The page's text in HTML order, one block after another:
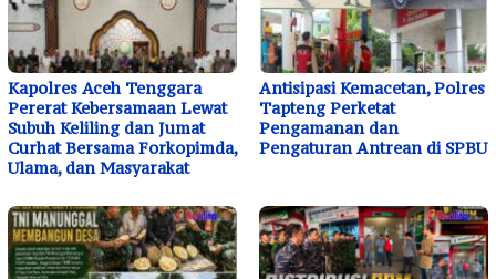
Kapolres Aceh Tenggara
Pererat Kebersamaan Lewat
Subuh Keliling dan Jumat
Curhat Bersama Forkopimda,
Ulama, dan Masyarakat
Antisipasi Kemacetan, Polres
Tapteng Perketat
Pengamanan dan
Pengaturan Antrean di SPBU